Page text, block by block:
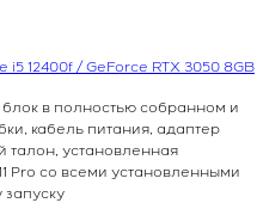
i5 12400f / GeForce RTX 3050 8GB
в полностью собранном и
кабель питания, адаптер
талон, установленная
Pro со всеми установленными